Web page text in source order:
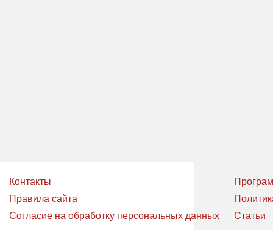
Контакты
Правила сайта
Согласие на обработку персональных данных
Статьи